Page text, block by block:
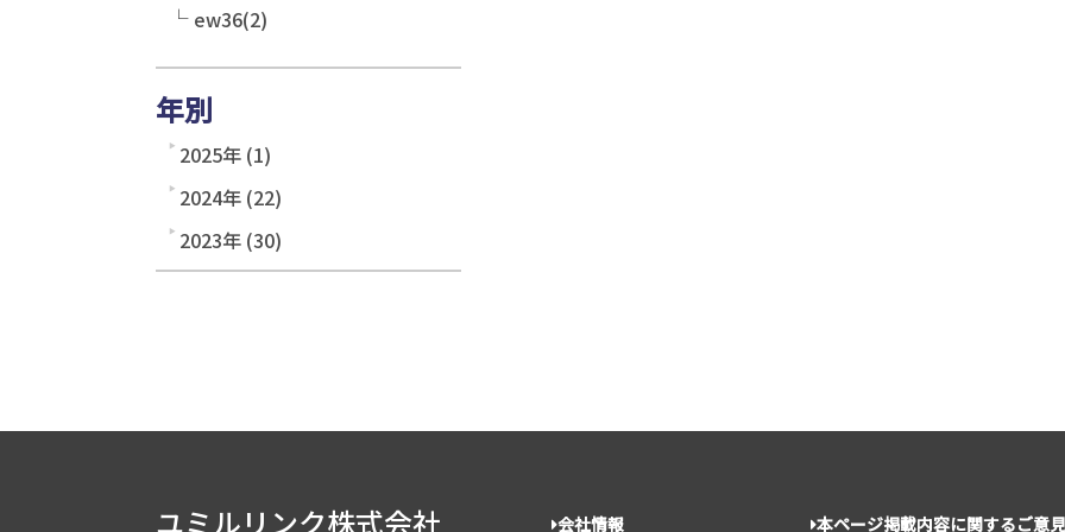
ew36(2)
年別
2025年 (1)
2024年 (22)
2023年 (30)
ユミルリンク株式会社 会社情報 本ページ掲載内容に関するご意